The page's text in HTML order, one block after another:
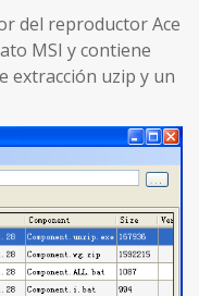
del reproductor Ace
MSI y contiene
extracción uzip y un